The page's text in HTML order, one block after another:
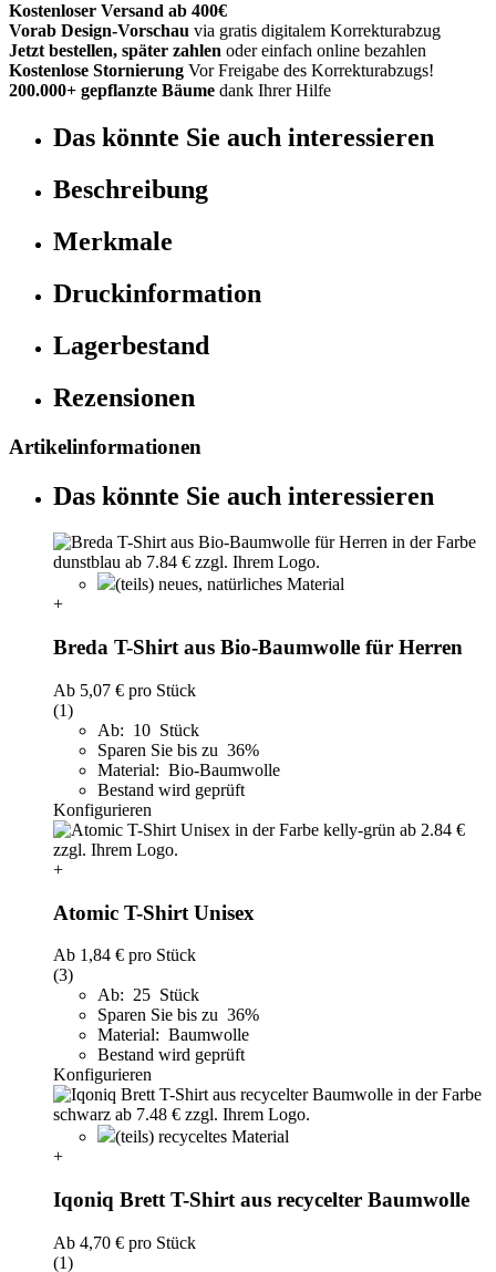
Kostenloser Versand ab 400€
Vorab Design-Vorschau via gratis digitalem Korrekturabzug
Jetzt bestellen, später zahlen oder einfach online bezahlen
Kostenlose Stornierung Vor Freigabe des Korrekturabzugs!
200.000+ gepflanzte Bäume dank Ihrer Hilfe
Das könnte Sie auch interessieren
Beschreibung
Merkmale
Druckinformation
Lagerbestand
Rezensionen
Artikelinformationen
Das könnte Sie auch interessieren
(teils) neues, natürliches Material
+
Breda T-Shirt aus Bio-Baumwolle für Herren
Ab 5,07 € pro Stück
(1)
Ab: 10 Stück
Sparen Sie bis zu 36%
Material: Bio-Baumwolle
Bestand wird geprüft
Konfigurieren
+
Atomic T-Shirt Unisex
Ab 1,84 € pro Stück
(3)
Ab: 25 Stück
Sparen Sie bis zu 36%
Material: Baumwolle
Bestand wird geprüft
Konfigurieren
(teils) recyceltes Material
+
Iqoniq Brett T-Shirt aus recycelter Baumwolle
Ab 4,70 € pro Stück
(1)